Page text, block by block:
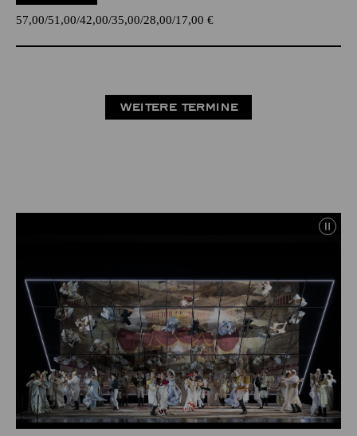
57,00 51,00 42,00 35,00 28,00 17,00 €
WEITERE TERMINE